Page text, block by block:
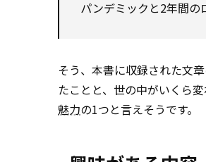
パンデミックと2年間の
そう、本書に収録された文
たことと、世の中がいくら
魅力の1つと言えそうです。